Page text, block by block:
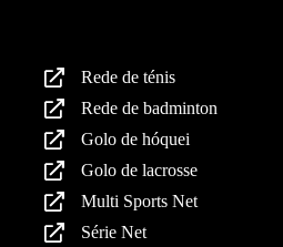
Rede de ténis
Rede de badminton
Golo de hóquei
Golo de lacrosse
Multi Sports Net
Série Net